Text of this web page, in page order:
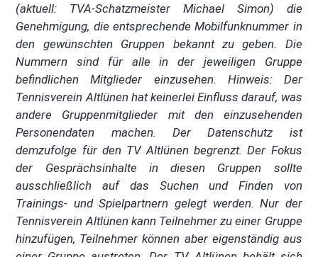
(aktuell: TVA-Schatzmeister Michael Simon) die
Genehmigung, die entsprechende Mobilfunknummer in
den gewünschten Gruppen bekannt zu geben. Die
Nummern sind für alle in der jeweiligen Gruppe
befindlichen Mitglieder einzusehen. Hinweis: Der
Tennisverein Altlünen hat keinerlei Einfluss darauf, was
andere Gruppenmitglieder mit den einzusehenden
Personendaten machen. Der Datenschutz ist
demzufolge für den TV Altlünen begrenzt. Der Fokus
der Gesprächsinhalte in diesen Gruppen sollte
ausschließlich auf das Suchen und Finden von
Trainings- und Spielpartnern gelegt werden. Nur der
Tennisverein Altlünen kann Teilnehmer zu einer Gruppe
hinzufügen, Teilnehmer können aber eigenständig aus